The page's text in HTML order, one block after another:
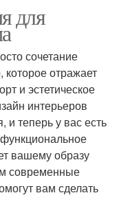
для
сочетание
которое отражает
и эстетическое
интерьеров
и теперь у вас есть
вашему образу
современные
вам сделать